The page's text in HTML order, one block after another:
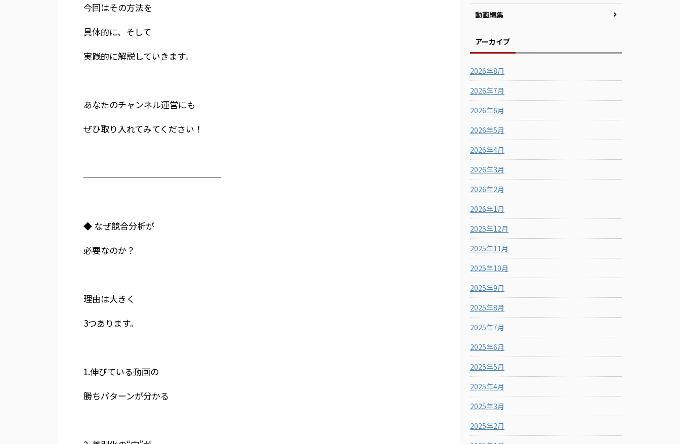
今回はその方法を
具体的に、そして
実践的に解説していきます。
あなたのチャンネル運営にも
ぜひ取り入れてみてください！
────────────────
◆ なぜ競合分析が
必要なのか？
理由は大きく
3つあります。
1.伸びている動画の
勝ちパターンが分かる
動画編集
アーカイブ
2026年8月
2026年7月
2026年6月
2026年5月
2026年4月
2026年3月
2026年2月
2026年1月
2025年12月
2025年11月
2025年10月
2025年9月
2025年8月
2025年7月
2025年6月
2025年5月
2025年4月
2025年3月
2025年2月